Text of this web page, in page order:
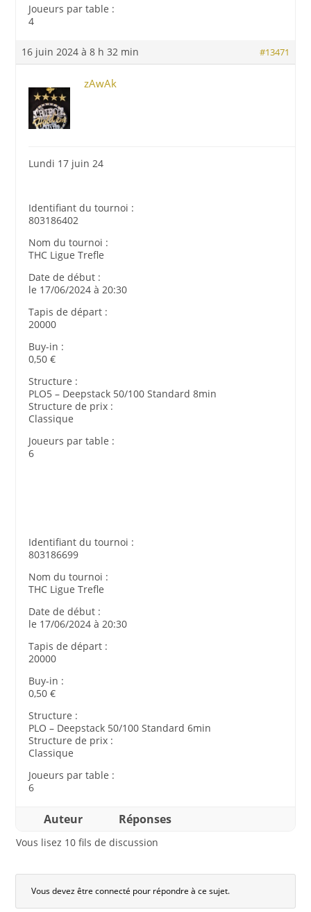
Joueurs par table :
4
16 juin 2024 à 8 h 32 min #13471
zAwAk
Lundi 17 juin 24
Identifiant du tournoi :
803186402
Nom du tournoi :
THC Ligue Trefle
Date de début :
le 17/06/2024 à 20:30
Tapis de départ :
20000
Buy-in :
0,50 €
Structure :
PLO5 – Deepstack 50/100 Standard 8min
Structure de prix :
Classique
Joueurs par table :
6
Identifiant du tournoi :
803186699
Nom du tournoi :
THC Ligue Trefle
Date de début :
le 17/06/2024 à 20:30
Tapis de départ :
20000
Buy-in :
0,50 €
Structure :
PLO – Deepstack 50/100 Standard 6min
Structure de prix :
Classique
Joueurs par table :
6
Auteur Réponses
Vous lisez 10 fils de discussion
Vous devez être connecté pour répondre à ce sujet.